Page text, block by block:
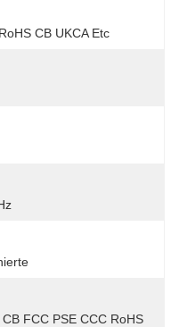
CB UKCA Etc
FCC PSE CCC RoHS